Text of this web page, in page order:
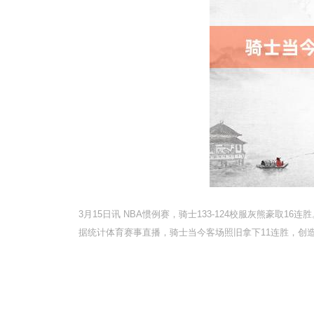
3月15日讯 NBA惯例赛，骑士133-124校服灰熊豪取16连胜
据统计体育赛事直播，骑士当今客场照旧拿下11连胜，创